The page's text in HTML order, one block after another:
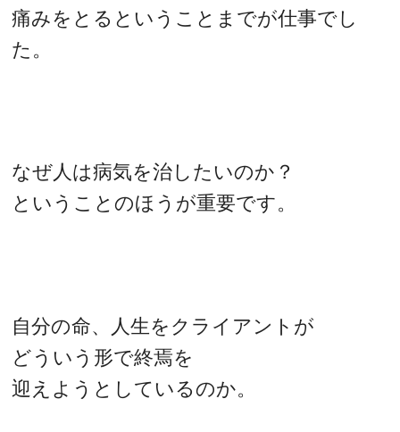
痛みをとるということまでが仕事でし
た。
なぜ人は病気を治したいのか？
ということのほうが重要です。
自分の命、人生をクライアントが
どういう形で終焉を
迎えようとしているのか。